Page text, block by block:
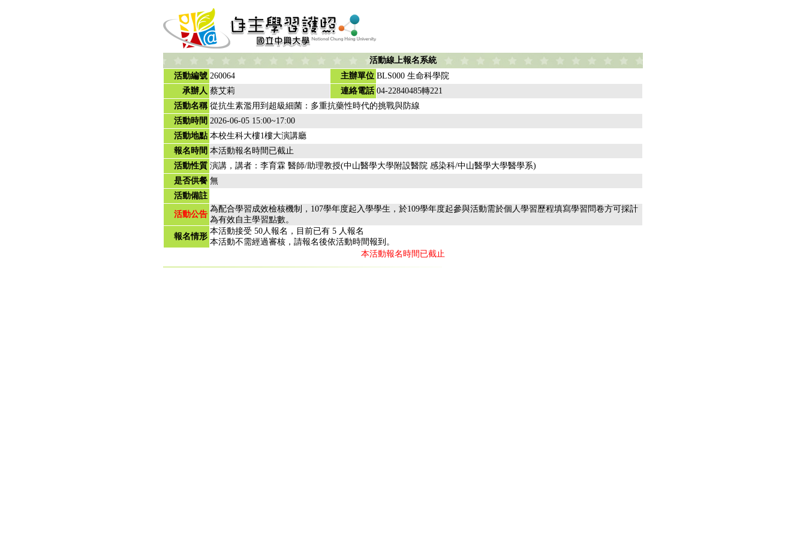
活動線上報名系統
活動編號 260064 主辦單位 BLS000 生命科學院
承辦人 蔡艾莉 連絡電話 04-22840485轉221
活動名稱 從抗生素濫用到超級細菌：多重抗藥性時代的挑戰與防線
活動時間 2026-06-05 15:00~17:00
活動地點 本校生科大樓1樓大演講廳
報名時間 本活動報名時間已截止
活動性質 演講，講者：李育霖 醫師/助理教授(中山醫學大學附設醫院 感染科/中山醫學大學醫學系)
是否供餐 無
活動備註
活動公告
為配合學習成效檢核機制，107學年度起入學學生，於109學年度起參與活動需於個人學習歷程填寫學習問卷方可採計
為有效自主學習點數。
報名情形
本活動接受 50人報名，目前已有 5 人報名
本活動不需經過審核，請報名後依活動時間報到。
本活動報名時間已截止